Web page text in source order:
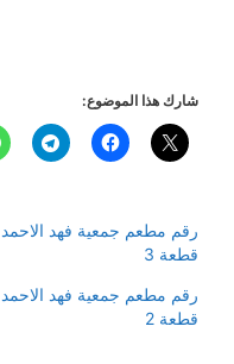
شارك هذا الموضوع:
رقم مطعم جمعية فهد الاحمد
قطعة 3
رقم مطعم جمعية فهد الاحمد
قطعة 2